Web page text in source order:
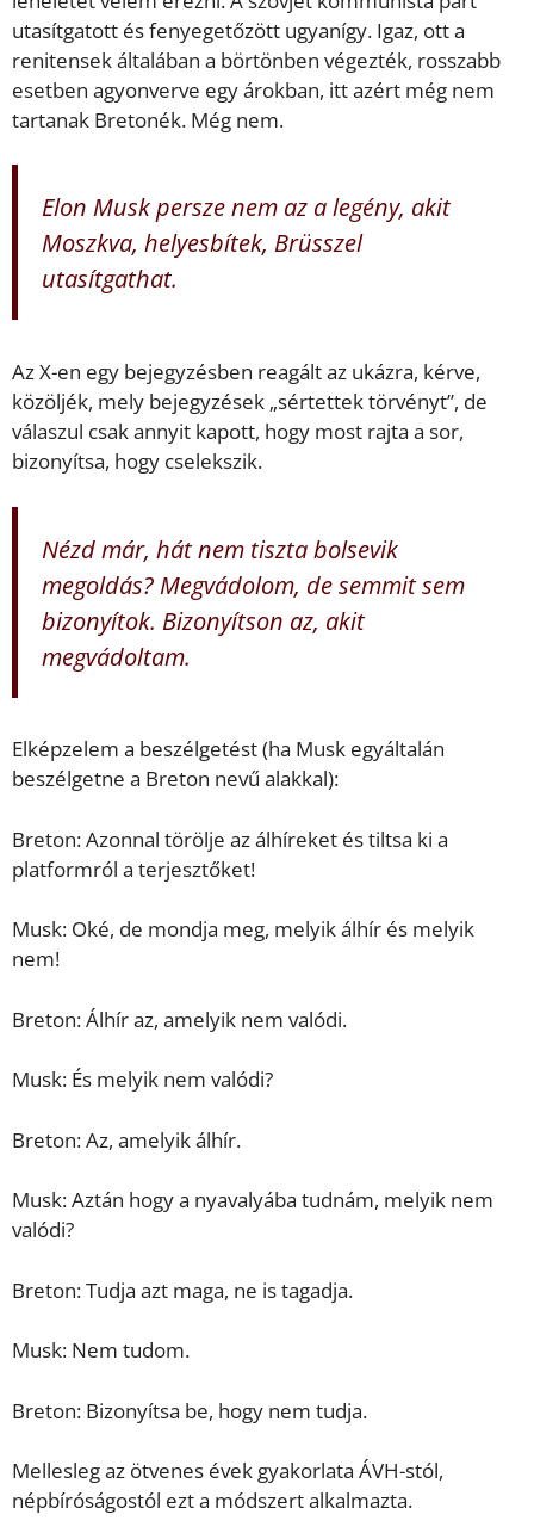
utasítgatott és fenyegetőzött ugyanígy. Igaz, ott a
renitensek általában a börtönben végezték, rosszabb
esetben agyonverve egy árokban, itt azért még nem
tartanak Bretonék. Még nem.
Elon Musk persze nem az a legény, akit
Moszkva, helyesbítek, Brüsszel
utasítgathat.
Az X-en egy bejegyzésben reagált az ukázra, kérve,
közöljék, mely bejegyzések „sértettek törvényt”, de
válaszul csak annyit kapott, hogy most rajta a sor,
bizonyítsa, hogy cselekszik.
Nézd már, hát nem tiszta bolsevik
megoldás? Megvádolom, de semmit sem
bizonyítok. Bizonyítson az, akit
megvádoltam.
Elképzelem a beszélgetést (ha Musk egyáltalán
beszélgetne a Breton nevű alakkal):
Breton: Azonnal törölje az álhíreket és tiltsa ki a
platformról a terjesztőket!
Musk: Oké, de mondja meg, melyik álhír és melyik
nem!
Breton: Álhír az, amelyik nem valódi.
Musk: És melyik nem valódi?
Breton: Az, amelyik álhír.
Musk: Aztán hogy a nyavalyába tudnám, melyik nem
valódi?
Breton: Tudja azt maga, ne is tagadja.
Musk: Nem tudom.
Breton: Bizonyítsa be, hogy nem tudja.
Mellesleg az ötvenes évek gyakorlata ÁVH-stól,
népbíróságostól ezt a módszert alkalmazta.